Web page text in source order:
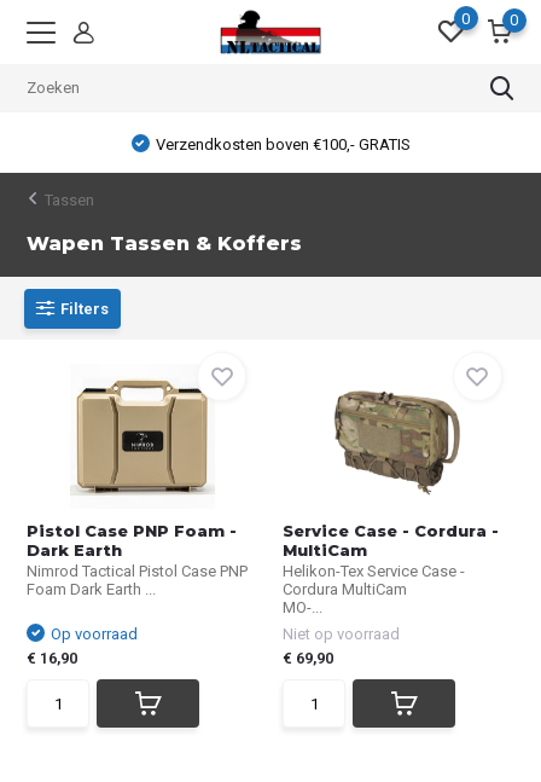
0 0
Verzendkosten boven €100,- GRATIS
Tassen
Wapen Tassen & Koffers
Filters
Pistol Case PNP Foam -
Dark Earth
Nimrod Tactical Pistol Case PNP
Foam Dark Earth ...
Op voorraad
€ 16,90
Service Case - Cordura -
MultiCam
Helikon-Tex Service Case -
Cordura MultiCam
MO-...
Niet op voorraad
€ 69,90